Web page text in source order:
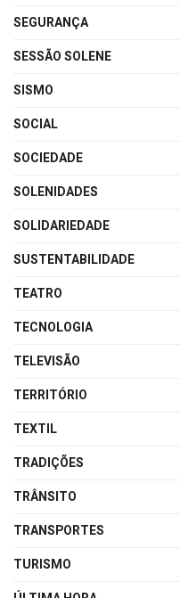
SEGURANÇA
SESSÃO SOLENE
SISMO
SOCIAL
SOCIEDADE
SOLENIDADES
SOLIDARIEDADE
SUSTENTABILIDADE
TEATRO
TECNOLOGIA
TELEVISÃO
TERRITÓRIO
TEXTIL
TRADIÇÕES
TRÂNSITO
TRANSPORTES
TURISMO